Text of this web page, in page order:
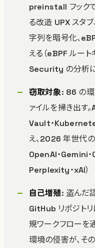
preinstall フック
る改造 UPX スタ
字列を暗号化、
える（eBPF ルー
Security の分析に
窃取対象: 86 の
ァイルを掃き出す
Vault・
え、2026 年世代
OpenAI・Gemini
Perplexity・xAI）
自己増殖: 盗んだ
GitHub リポジトリ
規ワークフローを
環境の侵害が、そ